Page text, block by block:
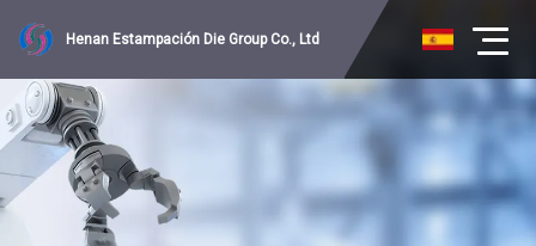
Henan Estampación Die Group Co., Ltd